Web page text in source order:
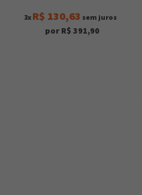
3x R$ 130,63 sem juros
por R$ 391,90